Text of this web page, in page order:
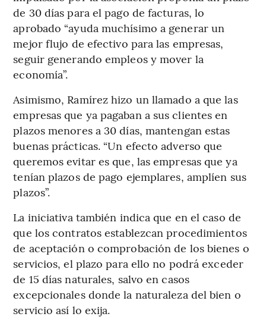
de 30 días para el pago de facturas, lo
aprobado “ayuda muchísimo a generar un
mejor flujo de efectivo para las empresas,
seguir generando empleos y mover la
economía”.
Asimismo, Ramírez hizo un llamado a que las
empresas que ya pagaban a sus clientes en
plazos menores a 30 días, mantengan estas
buenas prácticas. “Un efecto adverso que
queremos evitar es que, las empresas que ya
tenían plazos de pago ejemplares, amplíen sus
plazos”.
La iniciativa también indica que en el caso de
que los contratos establezcan procedimientos
de aceptación o comprobación de los bienes o
servicios, el plazo para ello no podrá exceder
de 15 días naturales, salvo en casos
excepcionales donde la naturaleza del bien o
servicio así lo exija.